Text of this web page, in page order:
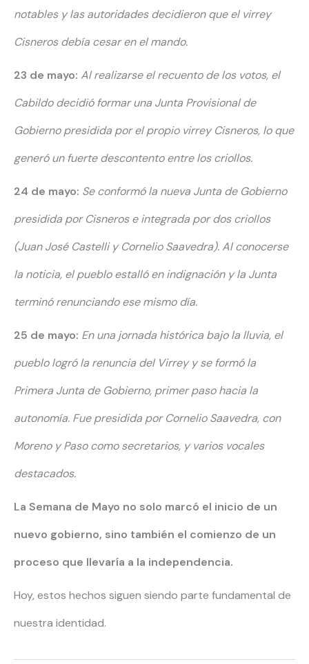
notables y las autoridades decidieron que el virrey
Cisneros debía cesar en el mando.
23 de mayo: Al realizarse el recuento de los votos, el
Cabildo decidió formar una Junta Provisional de
Gobierno presidida por el propio virrey Cisneros, lo que
generó un fuerte descontento entre los criollos.
24 de mayo: Se conformó la nueva Junta de Gobierno
presidida por Cisneros e integrada por dos criollos
(Juan José Castelli y Cornelio Saavedra).Al conocerse
la noticia, el pueblo estalló en indignación y la Junta
terminó renunciando ese mismo día.
25 de mayo: En una jornada histórica bajo la lluvia, el
pueblo logró la renuncia del Virrey y se formó la
Primera Junta de Gobierno, primer paso hacia la
autonomía. Fue presidida por Cornelio Saavedra, con
Moreno y Paso como secretarios, y varios vocales
destacados.
La Semana de Mayo no solo marcó el inicio de un
nuevo gobierno, sino también el comienzo de un
proceso que llevaría a la independencia.
Hoy, estos hechos siguen siendo parte fundamental de
nuestra identidad.